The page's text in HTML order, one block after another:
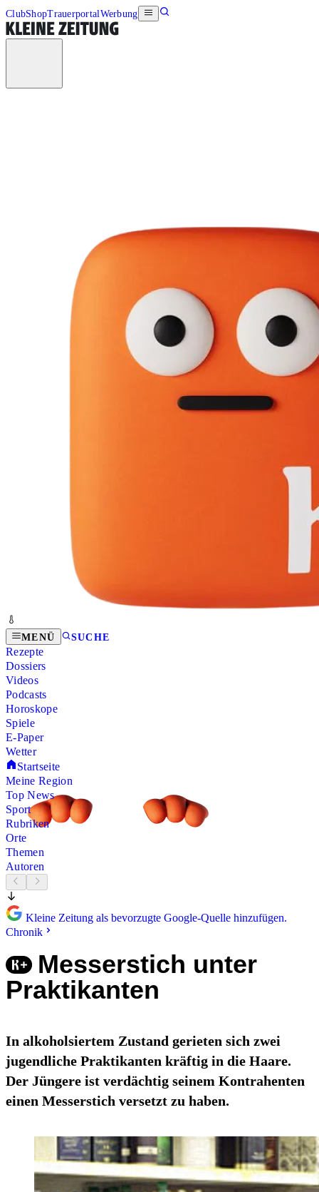
ClubShopTrauerportalWerbung
MENÜ SUCHE
Rezepte
Dossiers
Videos
Podcasts
Horoskope
Spiele
E-Paper
Wetter
Startseite
Meine Region
Top News
Sport
Rubriken
Orte
Themen
Autoren
Kleine Zeitung als bevorzugte Google-Quelle hinzufügen.
Chronik
Messerstich unter
Praktikanten
In alkoholsiertem Zustand gerieten sich zwei
jugendliche Praktikanten kräftig in die Haare.
Der Jüngere ist verdächtig seinem Kontrahenten
einen Messerstich versetzt zu haben.